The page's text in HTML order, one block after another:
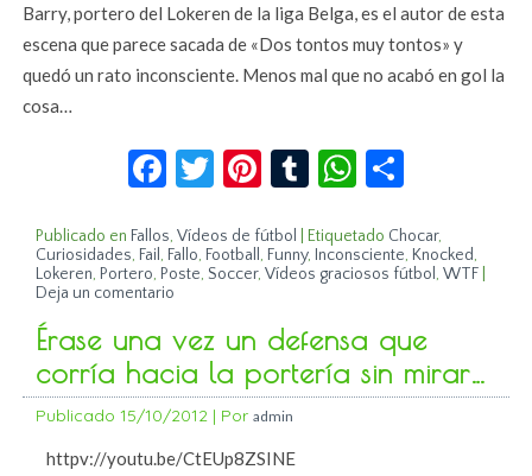
Barry, portero del Lokeren de la liga Belga, es el autor de esta
escena que parece sacada de «Dos tontos muy tontos» y
quedó un rato inconsciente. Menos mal que no acabó en gol la
cosa…
Facebook
Twitter
Pinterest
TumblrWhatsApp
Publicado en Fallos,Vídeos de fútbol Etiquetado Chocar,
Curiosidades, Fail , Fallo, Football , Funny, Inconsciente, Knocked,
Lokeren, Portero, Poste, Soccer,Vídeos graciosos fútbol ,WTF
Deja un comentario
Érase una vez un defensa que
corría hacia la portería sin mirar…
Publicado 15/10/2012 | Por admin
httpv://youtu.be/CtEUp8ZSINE